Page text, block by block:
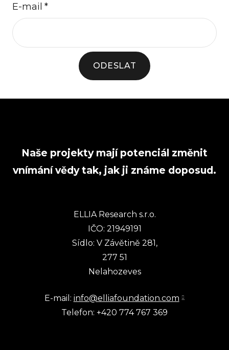
E-mail *
ODESLAT
Naše projekty mají potenciál změnit
vnímání vědy tak, jak ji známe doposud.
ELLIA Research s.r.o.
IČO: 21949191
Sídlo: V Závětině 281,
277 51
Nelahozeves
E-mail: info@elliafoundation.com
Telefon: +420 774 767 369